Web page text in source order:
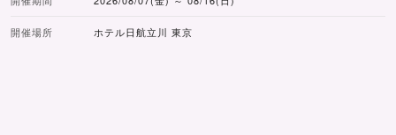
開催場所 ホテル日航立川 東京